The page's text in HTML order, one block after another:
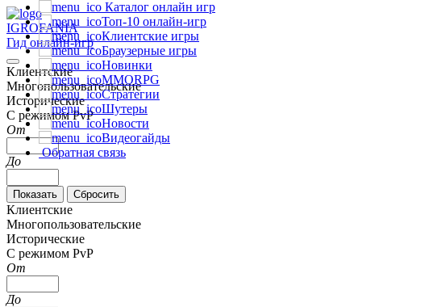
IGROFANIA
Гид онлайн-игр
Клиентские
Многопользовательские
Исторические
С режимом PvP
От
До
Клиентские
Многопользовательские
Исторические
С режимом PvP
От
До
Каталог онлайн игр
Топ-10 онлайн-игр
Клиентские игры
Браузерные игры
Новинки
MMORPG
Стратегии
Шутеры
Новости
Видеогайды
Обратная связь